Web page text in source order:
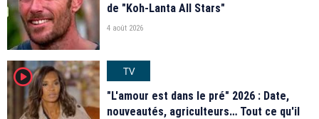
de "Koh-Lanta All Stars"
4 août 2026
player2
TV
"L'amour est dans le pré" 2026 : Date,
nouveautés, agriculteurs… Tout ce qu'il